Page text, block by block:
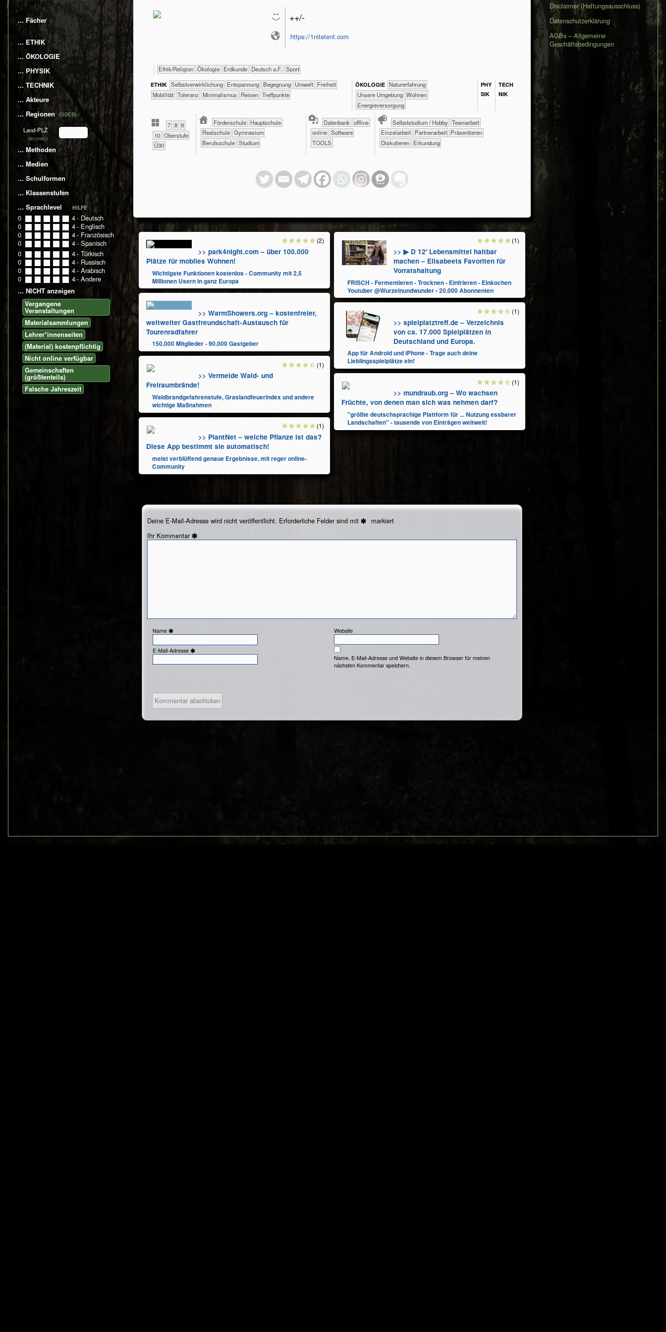
++/-
https://1nitetent.com
​​​​​​​​​​Ethik/​Religion ​​​​​​​​Ökologie ​​​​​Erdkunde ​​​Deutsch a.F. Sport
ETHIK ​​​​​​​​​​​​​​​​​​​​​​​​​​​​​​​​​​​​​​​​Selbst­verwirklichung ​​​​​​​​​​​​​Entspannung ​​​​​​​​​​​​Begegnung ​​​​​Umwelt ​​​Freiheit
​​​Mobilität ​​​Toleranz ​​Minimalismus Reisen Treffpunkte
ÖKO​LOGIE ​​​​​​​​​​​​​Naturerfahrung
​​​​​​​​​​​​​Unsere Umgebung ​​​​Wohnen
​​​Energieversorgung
PHY​
SIK
TECH​
NIK
​​7 ​​8 ​​9
​10 Oberstufe
Ü30
​​Förderschule ​​Hauptschule
​​Realschule ​Gymnasium
Berufsschule Studium
Datenbank offline
online Software
TOOLS
​​​​​​​​​​​​​​​​​​Selbststudium / Hobby ​​​​​​​​​​​​​​​​​​​​​​​​​​​​​​​​​​​​​​​​​​​​​​​​​​​​​​​​​​​​​​​​​​​​​​Teamarbeit
​​​​​​​​​​​​​​​​​Einzelarbeit ​​​​​​​​​​​​​​​​​Partnerarbeit ​​​​​​​​​​​​​​​Präsentieren
​​​​​​​​​​​​​​Diskutieren ​​​​​​Erkundung
>> park4night.com – über 100.000
Plätze für mobiles Wohnen!
Wichtigste Funktionen kostenlos - Community mit 2,5
Millionen Usern in ganz Europa
(2)
>> WarmShowers.org – kostenfreier,
weltweiter Gastfreundschaft-Austausch für
Tourenradfahrer
150.000 Mitglieder - 90.000 Gastgeber
>> Vermeide Wald- und
Freiraumbrände!
Waldbrandgefahrenstufe, Graslandfeuerindex und andere
wichtige Maßnahmen
(1)
>> PlantNet – welche Pflanze ist das?
Diese App bestimmt sie automatisch!
meist verblüffend genaue Ergebnisse, mit reger online-
Community
(1)
>> ▶ D 12′ Lebensmittel haltbar
machen – Elisabeets Favoriten für
Vorratshaltung
FRISCH - Fermentieren - Trocknen - Einfrieren - Einkochen
Youtuber @Wurzelnundwunder • 20.000 Abonnenten
(1)
>> spielplatztreff.de – Verzeichnis
von ca. 17.000 Spielplätzen in
Deutschland und Europa.
App für Android und iPhone - Trage auch deine
Lieblingsspielplätze ein!
(1)
>> mundraub.org – Wo wachsen
Früchte, von denen man sich was nehmen darf?
"größte deutschsprachige Plattform für ... Nutzung essbarer
Landschaften" - tausende von Einträgen weltweit!
(1)
Deine E-Mail-Adresse wird nicht veröffentlicht. Erforderliche Felder sind mit
markiert
Kommentar
Name
E-Mail-Adresse
Website
Name, E-Mail-Adresse und Website in diesem Browser für meinen
nächsten Kommentar speichern.
... Fächer
... ETHIK
... ÖKOLOGIE
... PHYSIK
... TECHNIK
... Akteure
... Regionen(ODER)
Land-PLZ
ISO-3166-2
... Methoden
... Medien
... Schulformen
... Klassenstufen
... Sprachlevel
HILFE
0 0 1 2 3 4- Deutsch
0
0 1 2 3 4- Englisch
0
0 1 2 3 4- Französisch
0
0 1 2 3 4- Spanisch
0
0 1 2 3 4- Türkisch
0
0 1 2 3 4- Russisch
0
0 1 2 3 4- Arabisch
0
0 1 2 3 4- Andere
... NICHT anzeigen
Vergangene
Veranstaltungen
Materialsammlungen
Lehrer*innenseiten
(Material) kostenpflichtig
Nicht online verfügbar
Gemeinschaften
(größtenteils)
Falsche Jahreszeit
Disclaimer (Haftungsausschluss)
Datenschutzerklärung
AGBs – Allgemeine
Geschäftsbedingungen